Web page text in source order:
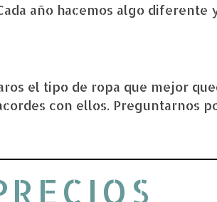
año hacemos algo diferente
el tipo de ropa que mejor
con ellos. Preguntarnos